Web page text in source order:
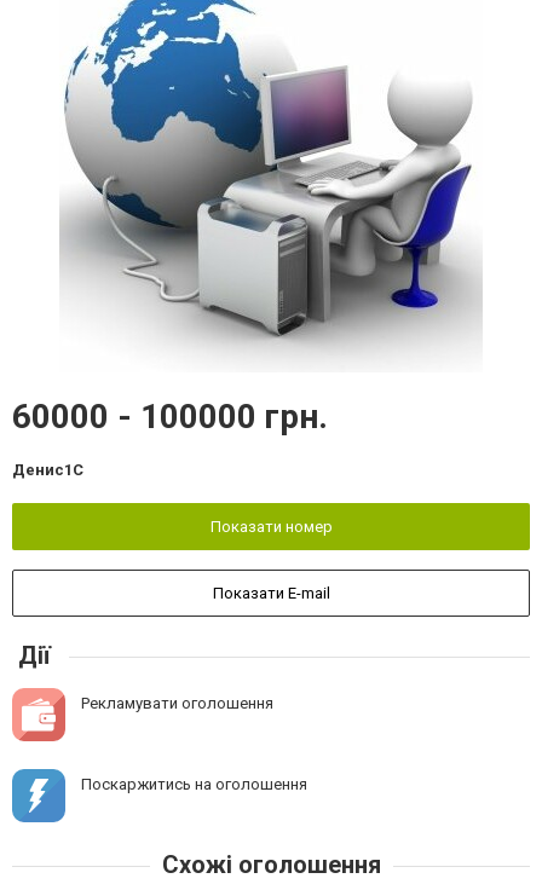
60000 - 100000 грн.
Денис1С
Показати номер
Показати E-mail
Дії
Рекламувати оголошення
Поскаржитись на оголошення
Схожі оголошення